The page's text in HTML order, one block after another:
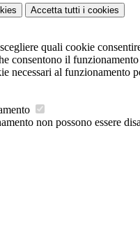
Accetta tutti i cookies
quali cookie
consentono il
necessari al funzionamento
non possono essere